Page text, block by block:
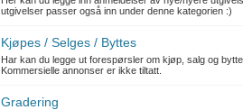
utgivelser passer også inn under denne kategorien :)
Kjøpes / Selges / Byttes
Har kan du legge ut forespørsler om kjøp, salg og
Kommersielle annonser er ikke tiltatt.
Gradering